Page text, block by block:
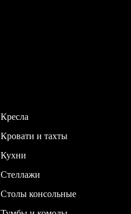
Кресла
Кровати и тахты
Кухни
Стеллажи
Столы консольные